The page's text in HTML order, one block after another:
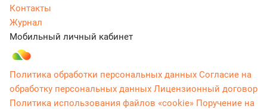
Контакты
Журнал
Мобильный личный кабинет
Политика обработки персональных данных Согласие на
обработку персональных данных Лицензионный договор
Политика использования файлов «cookie» Поручение на